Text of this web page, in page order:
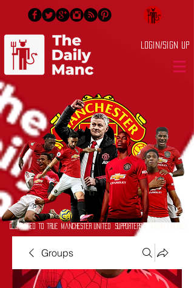
Login/Sign up
Dedicated to True Manchester United Supporters & Sworn Enemies
Groups